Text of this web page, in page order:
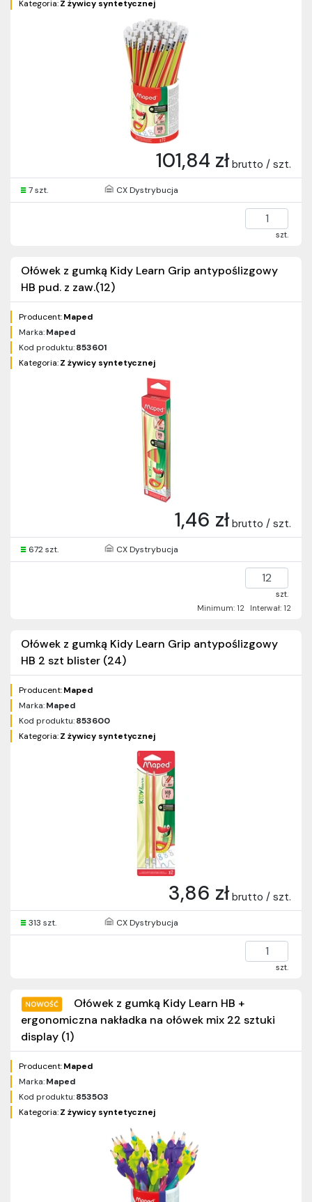
Kategoria:Z żywicy syntetycznej
101,84 zł brutto / szt.
7 szt. CX Dystrybucja
szt.
Ołówek z gumką Kidy Learn Grip antypoślizgowy
HB pud. z zaw.(12)
Producent:Maped
Marka:Maped
Kod produktu:853601
Kategoria:Z żywicy syntetycznej
1,46 zł brutto / szt.
672 szt. CX Dystrybucja
szt.
Minimum: 12
Interwał: 12
Ołówek z gumką Kidy Learn Grip antypoślizgowy
HB 2 szt blister (24)
Producent:Maped
Marka:Maped
Kod produktu:853600
Kategoria:Z żywicy syntetycznej
3,86 zł brutto / szt.
313 szt. CX Dystrybucja
szt.
Ołówek z gumką Kidy Learn HB +
ergonomiczna nakładka na ołówek mix 22 sztuki
display (1)
Producent:Maped
Marka:Maped
Kod produktu:853503
Kategoria:Z żywicy syntetycznej